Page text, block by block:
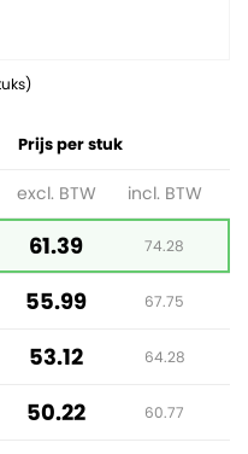
Prijs per stuk
excl. BTW incl. BTW
61.39 74.28
55.99 67.75
53.12 64.28
50.22 60.77